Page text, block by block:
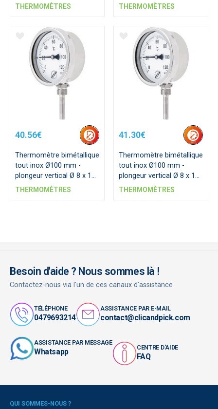
THERMOMÈTRES THERMOMÈTRES
40.56€
Thermomètre bimétallique
tout inox Ø100 mm -
plongeur vertical Ø 8 x 100
mm
THERMOMÈTRES
41.30€
Thermomètre bimétallique
tout inox Ø100 mm -
plongeur vertical Ø 8 x 160
mm
THERMOMÈTRES
Besoin d'aide ? Nous sommes là !
Contactez-nous via l'un de ces canaux d'assistance
TÉLÉPHONE
0479693214
ASSISTANCE PAR E-MAIL
contact@clicandpick.com
ASSISTANCE PAR MESSAGE
Whatsapp CENTRE D'AIDE
FAQ
QUI SOMMES-NOUS ?